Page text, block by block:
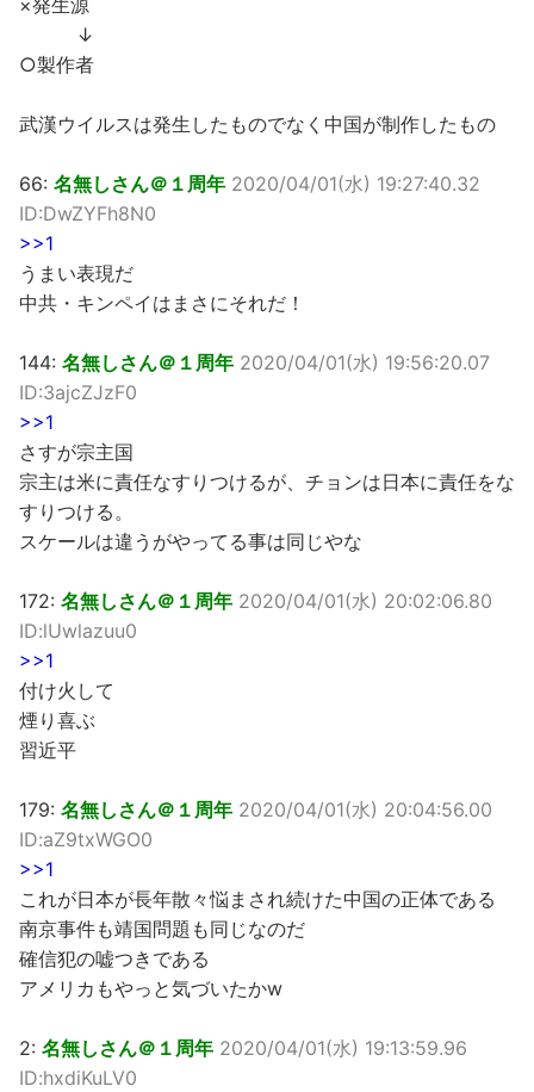
×発生源
↓
○製作者
武漢ウイルスは発生したものでなく中国が制作したもの
66: 名無しさん＠１周年 2020/04/01(水) 19:27:40.32
ID:DwZYFh8N0
>>1
うまい表現だ
中共・キンペイはまさにそれだ！
144: 名無しさん＠１周年 2020/04/01(水) 19:56:20.07
ID:3ajcZJzF0
>>1
さすが宗主国
宗主は米に責任なすりつけるが、チョンは日本に責任をな
すりつける。
スケールは違うがやってる事は同じやな
172: 名無しさん＠１周年 2020/04/01(水) 20:02:06.80
ID:lUwlazuu0
>>1
付け火して
煙り喜ぶ
習近平
179: 名無しさん＠１周年 2020/04/01(水) 20:04:56.00
ID:aZ9txWGO0
>>1
これが日本が長年散々悩まされ続けた中国の正体である
南京事件も靖国問題も同じなのだ
確信犯の嘘つきである
アメリカもやっと気づいたかw
2: 名無しさん＠１周年 2020/04/01(水) 19:13:59.96
ID:hxdiKuLV0